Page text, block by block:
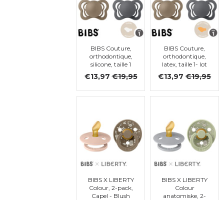
BIBS Couture,
orthodontique,
silicone, taille 1
(Steel Blue, Iron,
Hunter green,
€13,97 €19,95
BIBS Couture,
orthodontique,
latex, taille 1- lot
de 4 (Steel Blue,
Iron, Hunter
Oak)
€13,97 €19,95
BIBS X LIBERTY
Colour, 2-pack,
Capel - Blush
BIBS X LIBERTY
Colour
anatomiske, 2-